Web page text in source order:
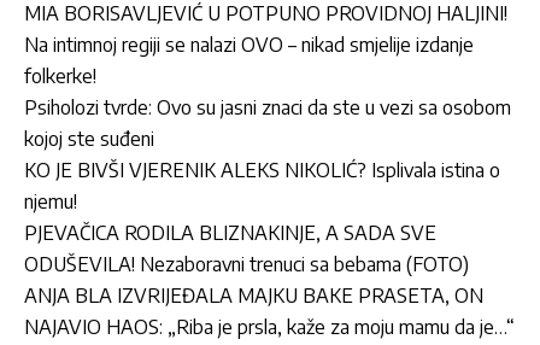
MIA BORISAVLJEVIĆ U POTPUNO PROVIDNOJ HALJINI!
Na intimnoj regiji se nalazi OVO – nikad smjelije izdanje
folkerke!
Psiholozi tvrde: Ovo su jasni znaci da ste u vezi sa osobom
kojoj ste suđeni
KO JE BIVŠI VJERENIK ALEKS NIKOLIĆ? Isplivala istina o
njemu!
PJEVAČICA RODILA BLIZNAKINJE, A SADA SVE
ODUŠEVILA! Nezaboravni trenuci sa bebama (FOTO)
ANJA BLA IZVRIJEĐALA MAJKU BAKE PRASETA, ON
NAJAVIO HAOS: „Riba je prsla, kaže za moju mamu da je…“